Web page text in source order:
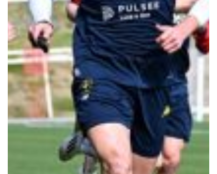
Robe di Kappa x Genoa
Vintage Collection
Red&Blue Voices
Kids